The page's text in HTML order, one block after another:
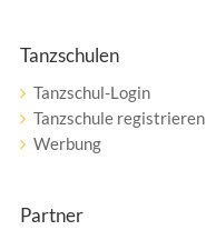
Tanzschulen
Tanzschul-Login
Tanzschule registrieren
Werbung
Partner